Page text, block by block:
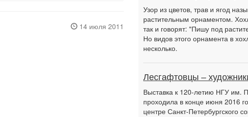
14 июля 2011
Узор из цветов, трав и ягод
растительным орнаментом.
так и говорят: "Пишу под
Но видов этого орнамента в
несколько.
Лесгафтовцы –
Выставка к 120-летию НГУ им.
проходила в конце июня 2016
центре Санкт-Петербургского